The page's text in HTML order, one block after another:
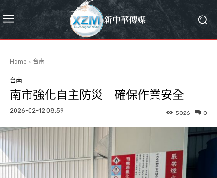
Home 台南
台南
南市強化自主防災 確保作業安全
2026-02-12 08:59 0
5026